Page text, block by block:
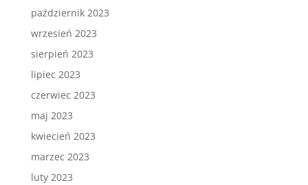
październik 2023
wrzesień 2023
sierpień 2023
lipiec 2023
czerwiec 2023
maj 2023
kwiecień 2023
marzec 2023
luty 2023